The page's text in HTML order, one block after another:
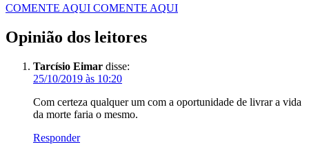
COMENTE AQUI COMENTE AQUI
Opinião dos leitores
Tarcísio Eimar disse:
25/10/2019 às 10:20
Com certeza qualquer um com a oportunidade de livrar a vida
da morte faria o mesmo.
Responder